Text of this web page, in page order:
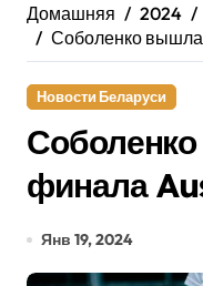
Домашняя 2024
Соболенко
Новости Беларуси
финала
Янв 19, 2024